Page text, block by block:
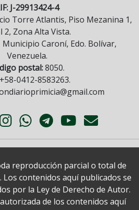
J-29913424-4
Torre Atlantis, Piso Mezanina 1,
2, Zona Alta Vista.
Municipio Caroní, Edo. Bolívar,
Venezuela.
postal:8050.
0412-8583263.
reproducción parcial o total de
contenidos aquí publicados se
por la Ley de Derecho de Autor.
de los contenidos aquí